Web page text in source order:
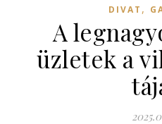
DIVAT ,
A
üzletek a